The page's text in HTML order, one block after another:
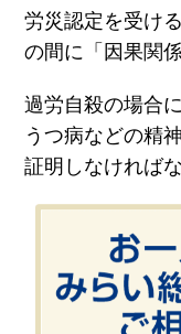
労災認定を受け
の間に「因果関
過労自殺の場合
うつ病などの精
証明しなければ